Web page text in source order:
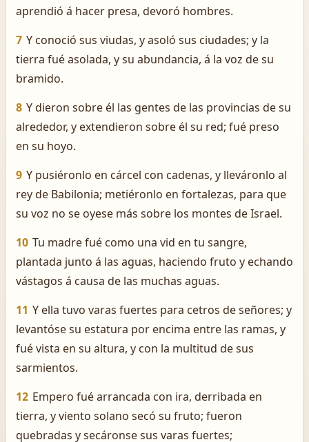
aprendió á hacer presa, devoró hombres.
7 Y conoció sus viudas, y asoló sus ciudades; y la
tierra fué asolada, y su abundancia, á la voz de su
bramido.
8 Y dieron sobre él las gentes de las provincias de su
alrededor, y extendieron sobre él su red; fué preso
en su hoyo.
9 Y pusiéronlo en cárcel con cadenas, y lleváronlo al
rey de Babilonia; metiéronlo en fortalezas, para que
su voz no se oyese más sobre los montes de Israel.
10 Tu madre fué como una vid en tu sangre,
plantada junto á las aguas, haciendo fruto y echando
vástagos á causa de las muchas aguas.
11 Y ella tuvo varas fuertes para cetros de señores; y
levantóse su estatura por encima entre las ramas, y
fué vista en su altura, y con la multitud de sus
sarmientos.
12 Empero fué arrancada con ira, derribada en
tierra, y viento solano secó su fruto; fueron
quebradas y secáronse sus varas fuertes;